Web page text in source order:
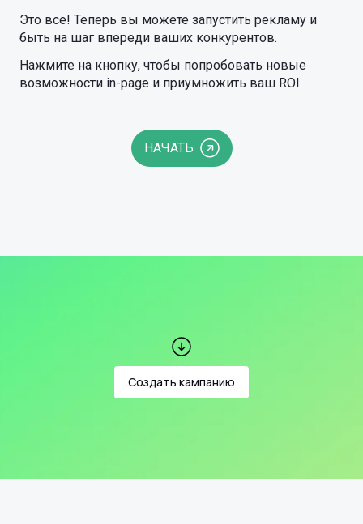
Это все! Теперь вы можете запустить рекламу и
быть на шаг впереди ваших конкурентов.
Нажмите на кнопку, чтобы попробовать новые
возможности in-page и приумножить ваш ROI
НАЧАТЬ
Создать кампанию